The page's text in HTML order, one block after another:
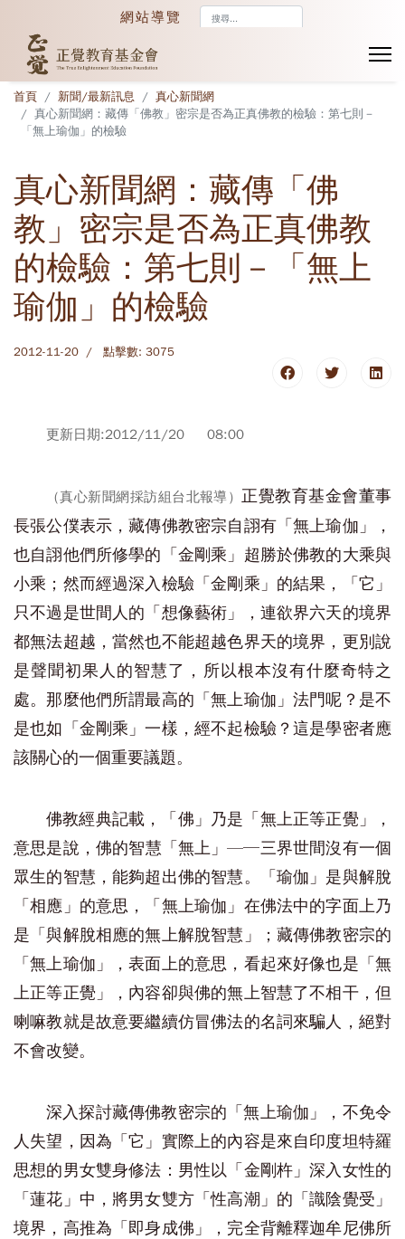
網站導覽
首頁 新聞/最新訊息
真心新聞網
真心新聞網：藏傳「佛教」密宗是否為正真佛教的檢驗：第七則－
「無上瑜伽」的檢驗
真心新聞網：藏傳「佛
教」密宗是否為正真佛教
的檢驗：第七則－「無上
瑜伽」的檢驗
2012-11-20 點擊數: 3075
更新日期:2012/11/20 08:00
（真心新聞網採訪組台北報導） 正覺教育基金會董事
長張公僕表示，藏傳佛教密宗自詡有「無上瑜伽」，
也自詡他們所修學的「金剛乘」超勝於佛教的大乘與
小乘；然而經過深入檢驗「金剛乘」的結果，「它」
只不過是世間人的「想像藝術」，連欲界六天的境界
都無法超越，當然也不能超越色界天的境界，更別說
是聲聞初果人的智慧了，所以根本沒有什麼奇特之
處。那麼他們所謂最高的「無上瑜伽」法門呢？是不
是也如「金剛乘」一樣，經不起檢驗？這是學密者應
該關心的一個重要議題。
佛教經典記載，「佛」乃是「無上正等正覺」，
意思是說，佛的智慧「無上」—─三界世間沒有一個
眾生的智慧，能夠超出佛的智慧。「瑜伽」是與解脫
「相應」的意思，「無上瑜伽」在佛法中的字面上乃
是「與解脫相應的無上解脫智慧」；藏傳佛教密宗的
「無上瑜伽」，表面上的意思，看起來好像也是「無
上正等正覺」，內容卻與佛的無上智慧了不相干，但
喇嘛教就是故意要繼續仿冒佛法的名詞來騙人，絕對
不會改變。
深入探討藏傳佛教密宗的「無上瑜伽」，不免令
人失望，因為「它」實際上的內容是來自印度坦特羅
思想的男女雙身修法：男性以「金剛杵」深入女性的
「蓮花」中，將男女雙方「性高潮」的「識陰覺受」
境界，高推為「即身成佛」，完全背離釋迦牟尼佛所